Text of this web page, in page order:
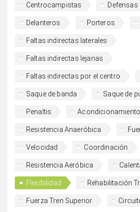
Centrocampistas Defensas
Delanteros Porteros
Faltas indirectas laterales
Faltas indirectas lejanas
Faltas indirectas por el centro
Saque de banda Saque de
Penaltis Acondicionamiento
Resistencia Anaeróbica
Velocidad Coordinación
Resistencia Aeróbica
Flexibilidad Rehabilitación
Fuerza Tren Superior